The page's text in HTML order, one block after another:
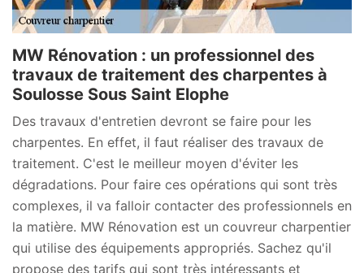
MW Rénovation : un professionnel des
travaux de traitement des charpentes à
Soulosse Sous Saint Elophe
Des travaux d'entretien devront se faire pour les
charpentes. En effet, il faut réaliser des travaux de
traitement. C'est le meilleur moyen d'éviter les
dégradations. Pour faire ces opérations qui sont très
complexes, il va falloir contacter des professionnels en
la matière. MW Rénovation est un couvreur charpentier
qui utilise des équipements appropriés. Sachez qu'il
propose des tarifs qui sont très intéressants et